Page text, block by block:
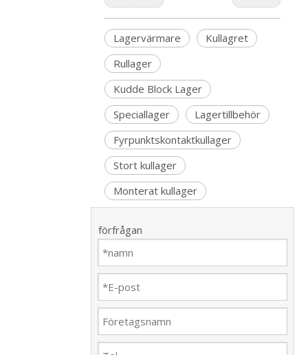
Lagervärmare
Kullagret
Rullager
Kudde Block Lager
Speciallager
Lagertillbehör
Fyrpunktskontaktkullager
Stort kullager
Monterat kullager
förfrågan